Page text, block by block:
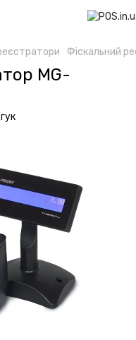
Фіскальний
MG-